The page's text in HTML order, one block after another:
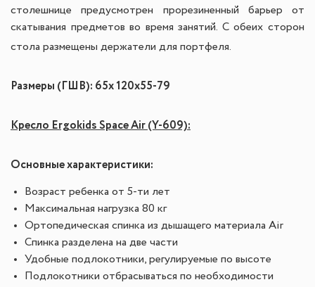
столешнице предусмотрен прорезиненный барьер от
скатывания предметов во время занятий. С обеих сторон
стола размещены держатели для портфеля.
Размеры (ГШВ): 65x 120x55-79
Кресло Ergokids Space Air (Y-609):
Основные характеристики:
Возраст ребенка от 5-ти лет
Максимальная нагрузка 80 кг
Ортопедическая спинка из дышащего материала Air
Спинка разделена на две части
Удобные подлокотники, регулируемые по высоте
Подлокотники отбрасываться по необходимости